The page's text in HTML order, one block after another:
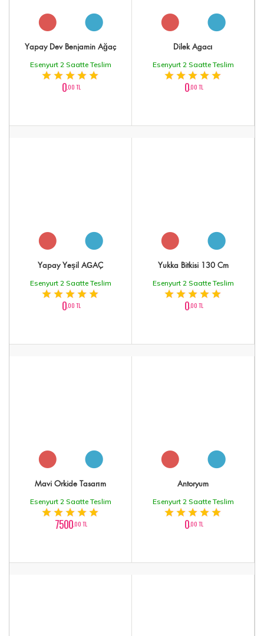
Yapay Dev Benjamin Ağaç
Esenyurt 2 Saatte Teslim
0,00 TL
Dilek Agacı
Esenyurt 2 Saatte Teslim
0,00 TL
Yapay Yeşil AĞAÇ
Esenyurt 2 Saatte Teslim
0,00 TL
Yukka Bitkisi 130 Cm
Esenyurt 2 Saatte Teslim
0,00 TL
Mavi Orkide Tasarım
Esenyurt 2 Saatte Teslim
7500,00 TL
Antoryum
Esenyurt 2 Saatte Teslim
0,00 TL